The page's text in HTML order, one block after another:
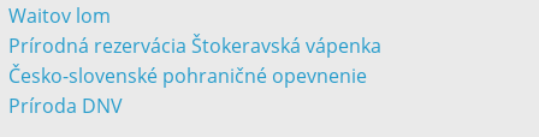
Waitov lom
Prírodná rezervácia Štokeravská vápenka
Česko-slovenské pohraničné opevnenie
Príroda DNV